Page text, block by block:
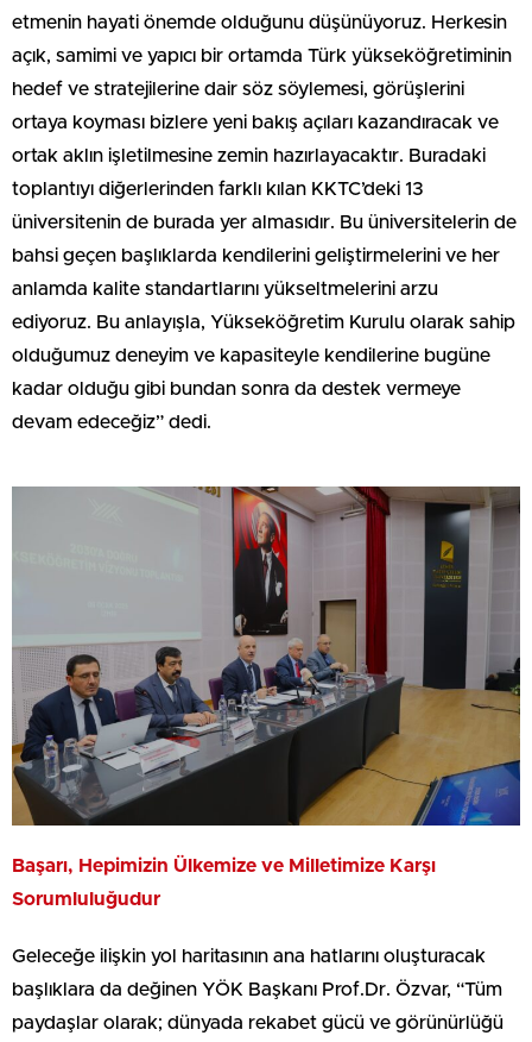
etmenin hayati önemde olduğunu düşünüyoruz. Herkesin
açık, samimi ve yapıcı bir ortamda Türk yükseköğretiminin
hedef ve stratejilerine dair söz söylemesi, görüşlerini
ortaya koyması bizlere yeni bakış açıları kazandıracak ve
ortak aklın işletilmesine zemin hazırlayacaktır. Buradaki
toplantıyı diğerlerinden farklı kılan KKTC’deki 13
üniversitenin de burada yer almasıdır. Bu üniversitelerin de
bahsi geçen başlıklarda kendilerini geliştirmelerini ve her
anlamda kalite standartlarını yükseltmelerini arzu
ediyoruz. Bu anlayışla, Yükseköğretim Kurulu olarak sahip
olduğumuz deneyim ve kapasiteyle kendilerine bugüne
kadar olduğu gibi bundan sonra da destek vermeye
devam edeceğiz” dedi.
Başarı, Hepimizin Ülkemize ve Milletimize Karşı
Sorumluluğudur
Geleceğe ilişkin yol haritasının ana hatlarını oluşturacak
başlıklara da değinen YÖK Başkanı Prof.Dr. Özvar, “Tüm
paydaşlar olarak; dünyada rekabet gücü ve görünürlüğü